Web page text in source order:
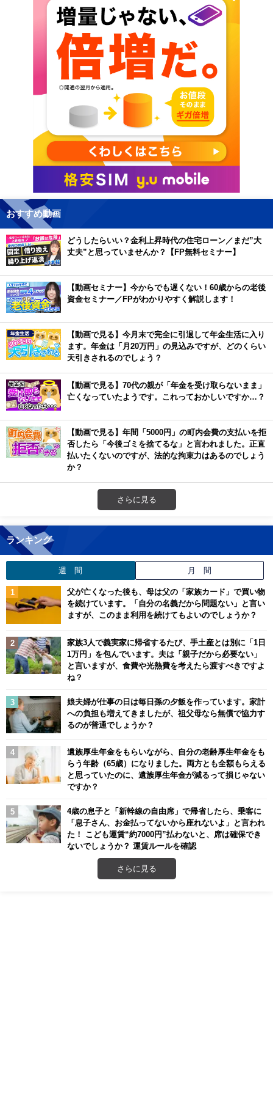
おすすめ動画
どうしたらいい？金利上昇時代の住宅ローン／まだ”大
丈夫”と思っていませんか？【FP無料セミナー】
【動画セミナー】今からでも遅くない！60歳からの老後
資金セミナー／FPがわかりやすく解説します！
【動画で見る】今月末で完全に引退して年金生活に入り
ます。年金は「月20万円」の見込みですが、どのくらい
天引きされるのでしょう？
【動画で見る】70代の親が「年金を受け取らないまま」
亡くなっていたようです。これっておかしいですか…？
【動画で見る】年間「5000円」の町内会費の支払いを拒
否したら「今後ゴミを捨てるな」と言われました。正直
払いたくないのですが、法的な拘束力はあるのでしょう
か？
さらに見る
ランキング
週 間 月 間
父が亡くなった後も、母は父の「家族カード」で買い物
を続けています。「自分の名義だから問題ない」と言い
ますが、このまま利用を続けてもよいのでしょうか？
家族3人で義実家に帰省するたび、手土産とは別に「1日
1万円」を包んでいます。夫は「親子だから必要ない」
と言いますが、食費や光熱費を考えたら渡すべきですよ
ね？
娘夫婦が仕事の日は毎日孫の夕飯を作っています。家計
への負担も増えてきましたが、祖父母なら無償で協力す
るのが普通でしょうか？
遺族厚生年金をもらいながら、自分の老齢厚生年金をも
らう年齢（65歳）になりました。両方とも全額もらえる
と思っていたのに、遺族厚生年金が減るって損じゃない
ですか？
4歳の息子と「新幹線の自由席」で帰省したら、乗客に
「息子さん、お金払ってないから座れないよ」と言われ
た！ こども運賃“約7000円”払わないと、席は確保でき
ないでしょうか？ 運賃ルールを確認
さらに見る